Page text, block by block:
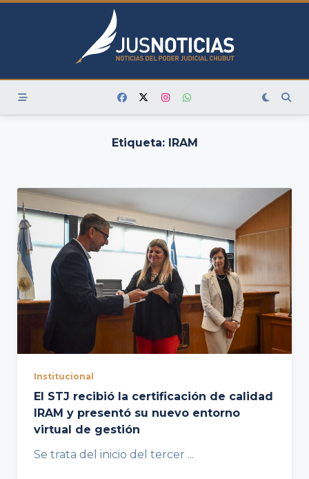
Skip
Etiqueta: IRAM
Institucional
El STJ recibió la certificación de calidad
IRAM y presentó su nuevo entorno
virtual de gestión
Se trata del inicio del tercer ...